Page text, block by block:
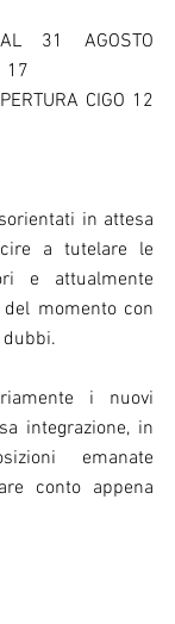
31 AGOSTO
17
CIGO 12
in attesa
a tutelare le
e attualmente
momento con
dubbi.
i nuovi
integrazione, in
emanate
conto appena